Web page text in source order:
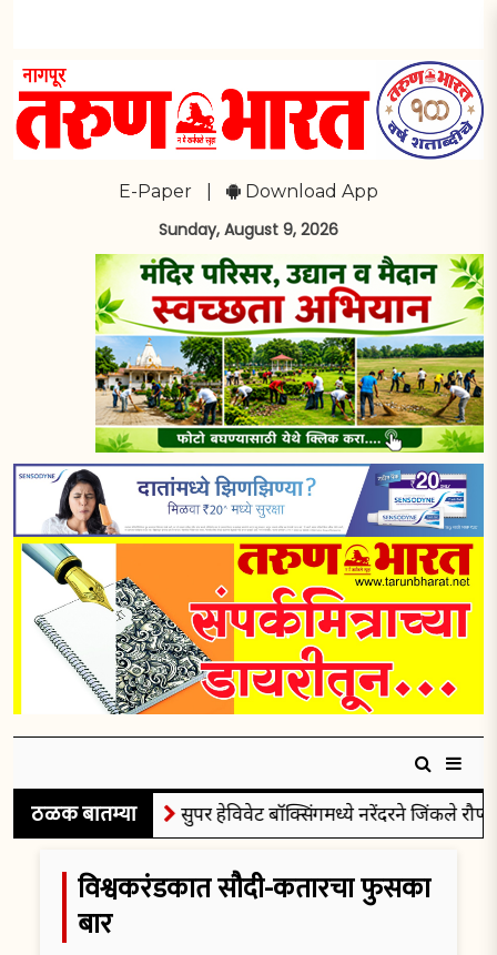
E-Paper Download App
Sunday, August 9, 2026
ठळक बातम्या सुपर हेविवेट बॉक्सिंगमध्ये नरेंदरने जिंकले रौप्यपदक
विश्वकरंडकात सौदी-कतारचा फुसका
बार